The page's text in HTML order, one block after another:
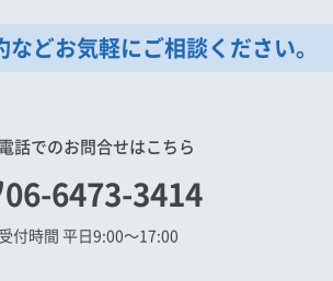
などお気軽にご相談ください。
話でのお問合せはこちら
06-6473-3414
受付時間 平日9:00〜17:00